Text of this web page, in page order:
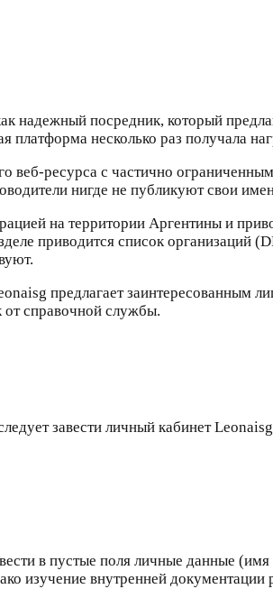
посредник, который
несколько раз получала
веб-ресурса с частично
нигде не публикуют свои
на территории Аргентины и
приводится список организаций
предлагает заинтересованным
от справочной службы.
завести личный кабинет
в пустые поля личные данные
изучение внутренней документации